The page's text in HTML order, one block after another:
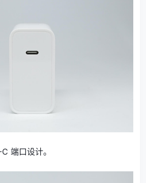
端口设计。